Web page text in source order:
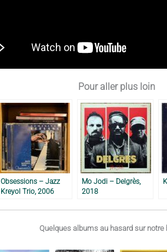
Pour aller plus loin
Obsessions – Jazz
Kreyol Trio, 2006
Mo Jodi – Delgrès,
2018
Quelques albums au hasard sur notre